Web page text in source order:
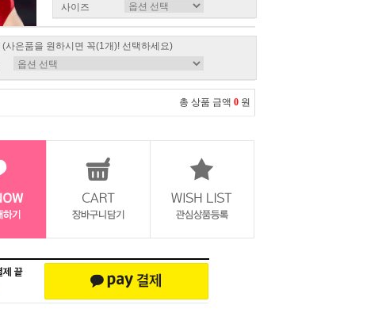
사이즈
(사은품을 원하시면 꼭(1개)! 선택하세요)
총 상품 금액 0 원